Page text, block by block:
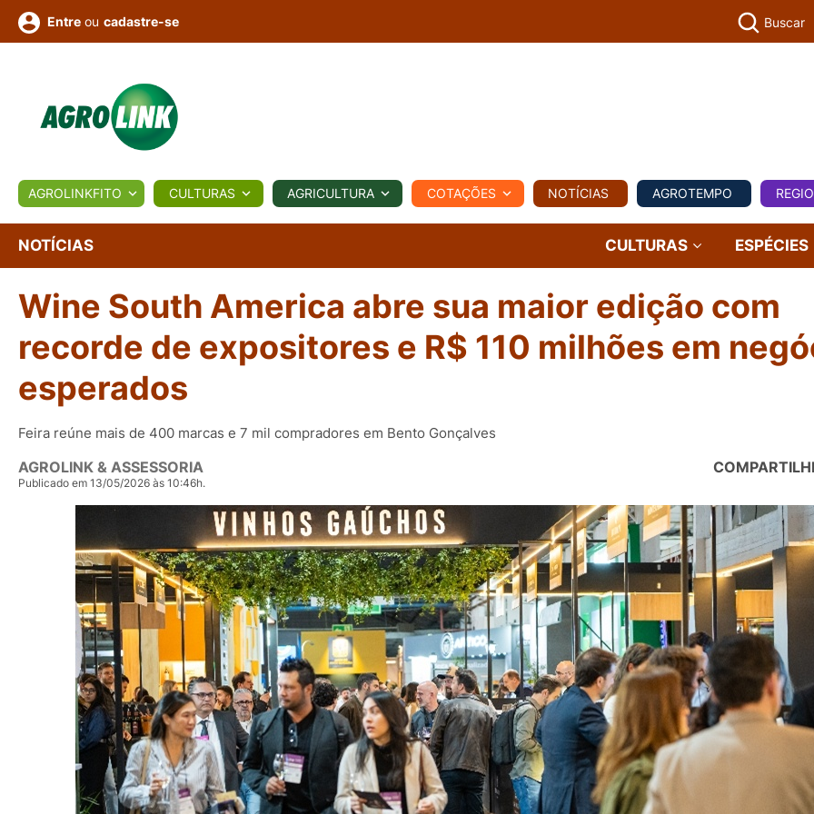
BIOLÓGICOS COTAÇÕES NOTÍCIAS AGROTEMPO REGIONAL COMERCIAL AGROVIAGENS
Conversor Colunistas Eventos
Fotos
e
Vídeos
Entre ou cadastre-se Buscar
AGROLINKFITO CULTURAS AGRICULTURA COTAÇÕES NOTÍCIAS AGROTEMPO
NOTÍCIAS CULTURAS ESPÉCIES
Wine South America abre sua maior edição com
recorde de expositores e R$ 110 milhões em
esperados
Feira reúne mais de 400 marcas e 7 mil compradores em Bento Gonçalves
AGROLINK & ASSESSORIA
Publicado em 13/05/2026 às 10:46h.